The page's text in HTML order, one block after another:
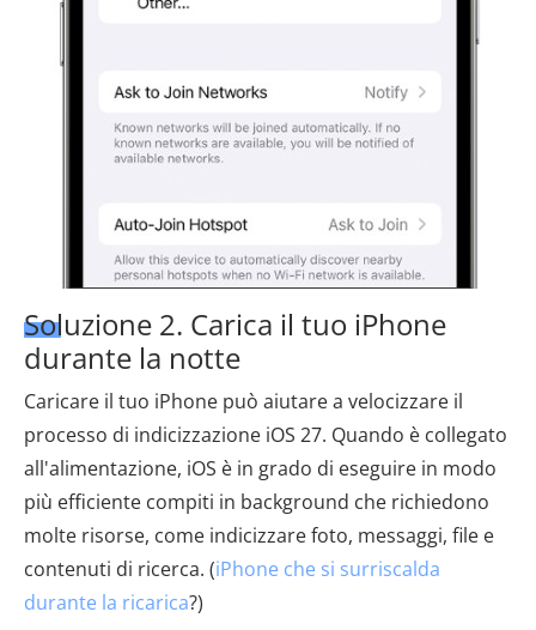
Soluzione 2. Carica il tuo iPhone
durante la notte
Caricare il tuo iPhone può aiutare a velocizzare il
processo di indicizzazione iOS 27. Quando è collegato
all'alimentazione, iOS è in grado di eseguire in modo
più efficiente compiti in background che richiedono
molte risorse, come indicizzare foto, messaggi, file e
contenuti di ricerca. (iPhone che si surriscalda
durante la ricarica?)